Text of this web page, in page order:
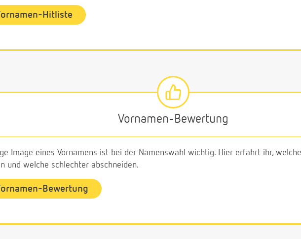
Hitliste
Vornamen-Bewertung
Image eines Vornamens ist bei der Namenswahl wichtig. Hier erfahrt ihr,
und welche schlechter abschneiden.
Bewertung